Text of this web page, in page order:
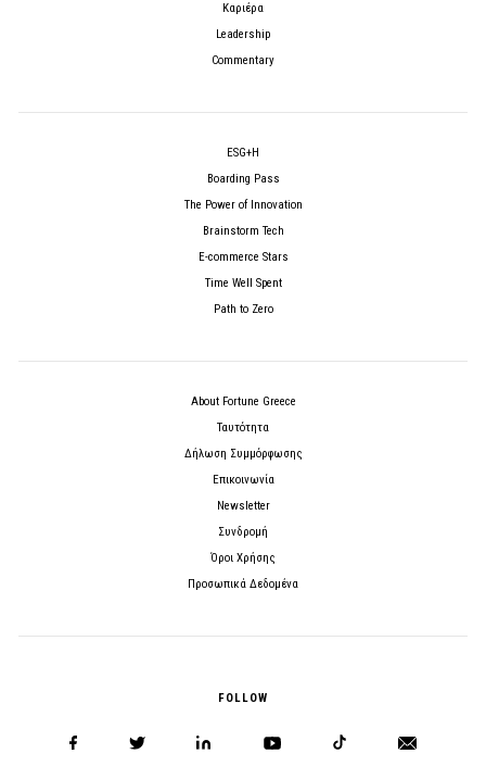
Καριέρα
Leadership
Commentary
ESG+H
Boarding Pass
The Power of Innovation
Brainstorm Tech
E-commerce Stars
Time Well Spent
Path to Zero
About Fortune Greece
Ταυτότητα
Δήλωση Συμμόρφωσης
Επικοινωνία
Newsletter
Συνδρομή
Όροι Χρήσης
Προσωπικά Δεδομένα
FOLLOW